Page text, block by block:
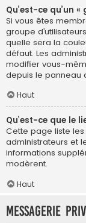
Qu’est-ce qu’un
Si vous êtes
groupe
quelle sera la
défaut. Les
modifier vous-
depuis le panneau
Haut
Qu’est-ce que le
Cette page liste
administrateurs et
informations
modèrent.
Haut
Messagerie